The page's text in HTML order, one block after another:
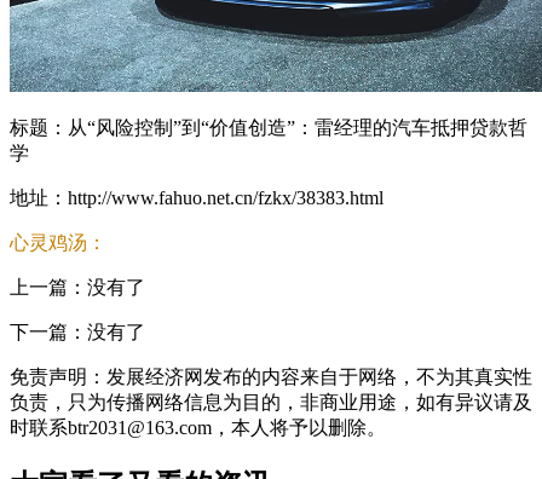
标题：从“风险控制”到“价值创造”：雷经理的汽车抵押贷款哲
学
地址：http://www.fahuo.net.cn/fzkx/38383.html
心灵鸡汤：
上一篇：没有了
下一篇：没有了
免责声明：发展经济网发布的内容来自于网络，不为其真实性
负责，只为传播网络信息为目的，非商业用途，如有异议请及
时联系btr2031@163.com，本人将予以删除。